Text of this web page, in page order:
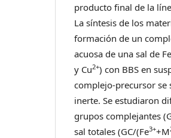
producto final de la
La síntesis de los
formación de un
acuosa de una sal de
y Cu2+) con BBS en
complejo-precursor
inerte. Se estudiaron
grupos complejantes
sal totales (GC/(Fe3++M